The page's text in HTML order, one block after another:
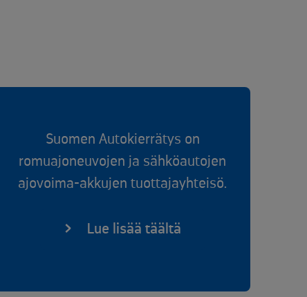
Suomen Autokierrätys on
romuajoneuvojen ja sähköautojen
ajovoima-akkujen tuottajayhteisö.
Lue lisää täältä